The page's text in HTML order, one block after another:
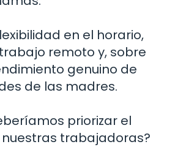
en el horario,
remoto y, sobre
genuino de
de las madres.
priorizar el
trabajadoras?